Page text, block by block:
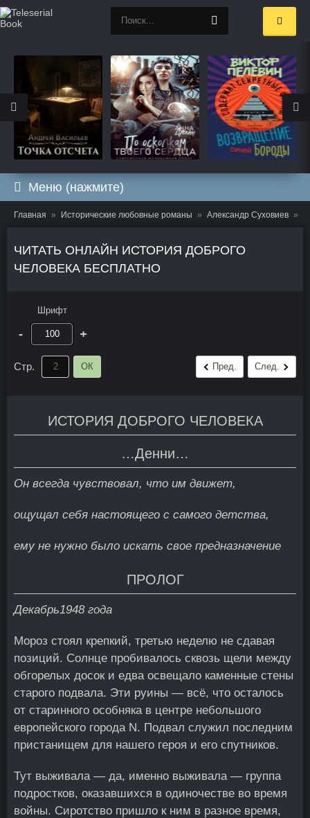
Меню (нажмите)
Главная Исторические любовные романы Александр Суховиев
ЧИТАТЬ ОНЛАЙН ИСТОРИЯ ДОБРОГО
ЧЕЛОВЕКА БЕСПЛАТНО
Шрифт
- +
Стр. ОК Пред. След.
ИСТОРИЯ ДОБРОГО ЧЕЛОВЕКА
…Денни…
Он всегда чувствовал, что им движет,
ощущал себя настоящего с самого детства,
ему не нужно было искать свое предназначение
ПРОЛОГ
Декабрь1948 года
Мороз стоял крепкий, третью неделю не сдавая
позиций. Солнце пробивалось сквозь щели между
обгорелых досок и едва освещало каменные стены
старого подвала. Эти руины — всё, что осталось
от старинного особняка в центре небольшого
европейского города N. Подвал служил последним
пристанищем для нашего героя и его спутников.
Тут выживала — да, именно выживала — группа
подростков, оказавшихся в одиночестве во время
войны. Сиротство пришло к ним в разное время,